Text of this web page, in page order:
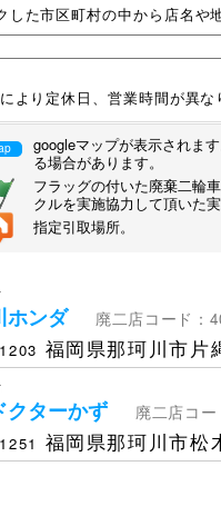
した市区町村の中から店名や
より定休日、営業時間が異
googleマップが表示されま
る場合があります。
フラッグの付いた廃棄二輪
クルを実施協力して頂いた
指定引取場所。
ホンダ
廃二店コード：
福岡県那珂川市片
クターかず
廃二店コ
福岡県那珂川市松